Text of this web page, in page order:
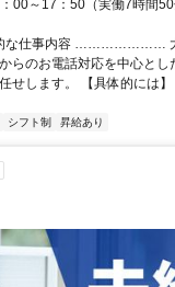
00～17：50（実働7時間
な仕事内容 ………………… 大
らのお電話対応を中心とし
せします。 【具体的には
シフト制 昇給あり